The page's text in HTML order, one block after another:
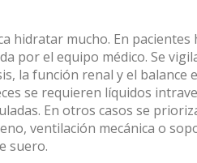
hidratar mucho. En
por el equipo médico. Se
la función renal y el balance
se requieren líquidos
En otros casos se
ventilación mecánica o
suero.